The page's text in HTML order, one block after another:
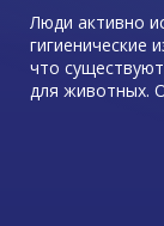
Люди активно
гигиенические
что
для животных.